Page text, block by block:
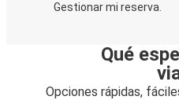
Gestionar mi reserva.
Qué
Opciones rápidas,